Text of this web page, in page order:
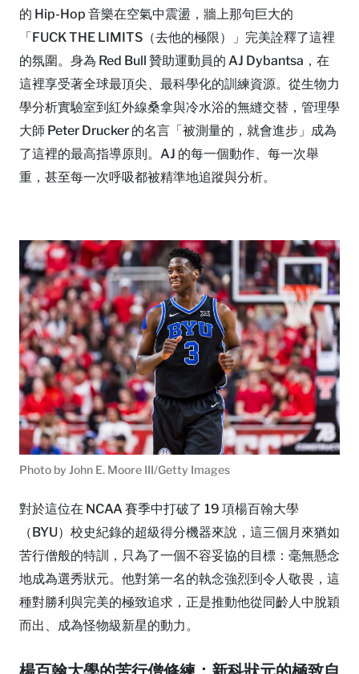
的 Hip-Hop 音樂在空氣中震盪，牆上那句巨大的
「FUCK THE LIMITS（去他的極限）」完美詮釋了這裡
的氛圍。身為 Red Bull 贊助運動員的 AJ Dybantsa，在
這裡享受著全球最頂尖、最科學化的訓練資源。從生物力
學分析實驗室到紅外線桑拿與冷水浴的無縫交替，管理學
大師 Peter Drucker 的名言「被測量的，就會進步」成為
了這裡的最高指導原則。AJ 的每一個動作、每一次舉
重，甚至每一次呼吸都被精準地追蹤與分析。
Photo by John E. Moore III/Getty Images
對於這位在 NCAA 賽季中打破了 19 項楊百翰大學
（BYU）校史紀錄的超級得分機器來說，這三個月來猶如
苦行僧般的特訓，只為了一個不容妥協的目標：毫無懸念
地成為選秀狀元。他對第一名的執念強烈到令人敬畏，這
種對勝利與完美的極致追求，正是推動他從同齡人中脫穎
而出、成為怪物級新星的動力。